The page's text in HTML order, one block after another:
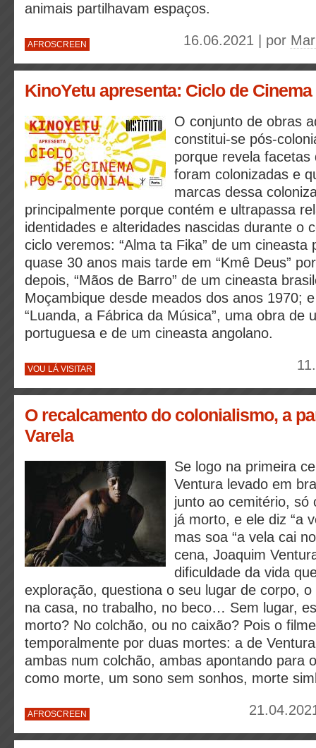
animais partilhavam espaços.
AFROSCREEN 16.06.2021 | por
KinoYetu apresenta: Ciclo de
O conjunto de obras
constitui-se pós-
porque revela facetas
foram colonizadas e
marcas dessa
principalmente porque contém e ultrapassa
identidades e alteridades nascidas durante o
ciclo veremos: “Alma ta Fika” de um cineasta
quase 30 anos mais tarde em “Kmê Deus”
depois, “Mãos de Barro” de um cineasta
Moçambique desde meados dos anos 1970;
“Luanda, a Fábrica da Música”, uma obra de
portuguesa e de um cineasta angolano.
VOU LÁ VISITAR
O recalcamento do colonialismo, a
Varela
Se logo na primeira
Ventura levado em
junto ao cemitério, só
já morto, e ele diz “a
mas soa “a vela cai
cena, Joaquim
dificuldade da vida
exploração, questiona o seu lugar de corpo,
na casa, no trabalho, no beco… Sem lugar,
morto? No colchão, ou no caixão? Pois o
temporalmente por duas mortes: a de
ambas num colchão, ambas apontando para
como morte, um sono sem sonhos, morte
AFROSCREEN